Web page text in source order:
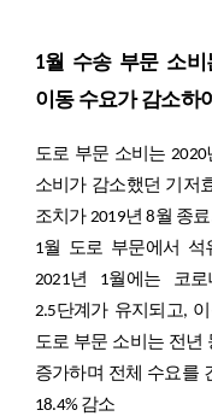
1월 수송 부문 소비
이동 수요가 감소하
도로 부문 소비는
소비가 감소했던 기저
조치가 2019년 8월 종
1월 도로 부문에서 석
2021년 1월에는 코
2.5단계가 유지되고,
도로 부문 소비는 전년
증가하며 전체 수요를
18.4% 감소